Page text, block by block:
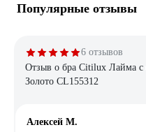
Популярные отзывы
6 отзывов
Отзыв о бра Citilux Лайма с
Золото CL155312
Алексей М.